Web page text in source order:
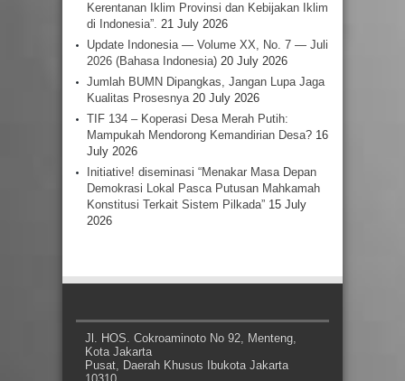
Kerentanan Iklim Provinsi dan Kebijakan Iklim
di Indonesia”. 21 July 2026
Update Indonesia — Volume XX, No. 7 — Juli
2026 (Bahasa Indonesia) 20 July 2026
Jumlah BUMN Dipangkas, Jangan Lupa Jaga
Kualitas Prosesnya 20 July 2026
TIF 134 – Koperasi Desa Merah Putih:
Mampukah Mendorong Kemandirian Desa? 16
July 2026
Initiative! diseminasi “Menakar Masa Depan
Demokrasi Lokal Pasca Putusan Mahkamah
Konstitusi Terkait Sistem Pilkada” 15 July
2026
Jl. HOS. Cokroaminoto No 92, Menteng,
Kota Jakarta
Pusat, Daerah Khusus Ibukota Jakarta